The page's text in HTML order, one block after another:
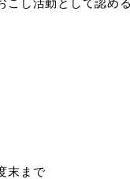
こし活動として認め
末まで